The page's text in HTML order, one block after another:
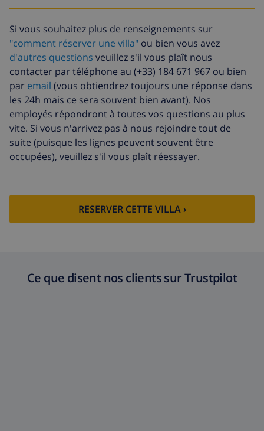
Fonds
d'annulation:
4.80% du montant total
Si vous souhaitez plus de renseignements sur
"comment réserver une villa" ou bien vous avez
d'autres questions veuillez s'il vous plaît nous
contacter par téléphone au (+33) 184 671 967 ou bien
par email (vous obtiendrez toujours une réponse dans
les 24h mais ce sera souvent bien avant). Nos
employés répondront à toutes vos questions au plus
vite. Si vous n'arrivez pas à nous rejoindre tout de
suite (puisque les lignes peuvent souvent être
occupées), veuillez s'il vous plaît réessayer.
RESERVER CETTE VILLA ›
Ce que disent nos clients sur Trustpilot